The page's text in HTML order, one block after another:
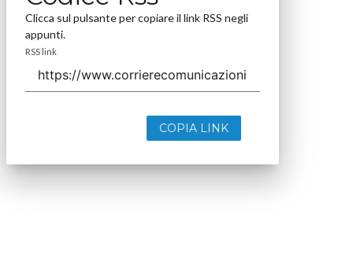
Clicca sul pulsante per copiare il link RSS negli
appunti.
RSS link
COPIA LINK